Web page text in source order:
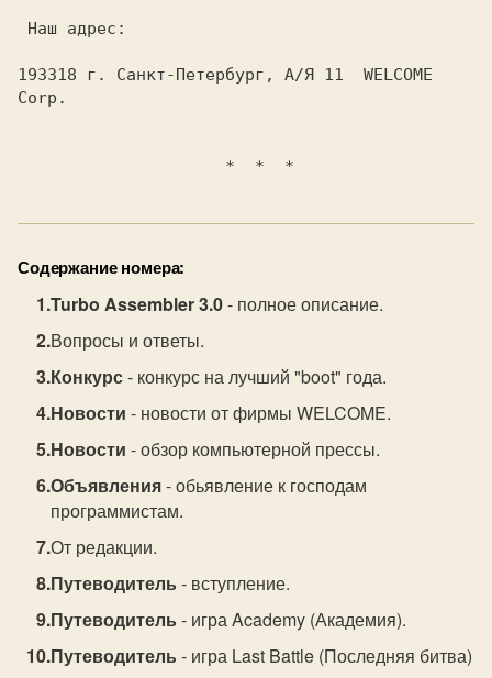
193318 г. Санкт-Петербург, А/Я 11  WELCOME
Corp.
Содержание номера:
Turbo Assembler 3.0- полное описание.
Вопросы и ответы.
Конкурс- конкурс на лучший "boot" года.
Новости - новости от фирмы WELCOME.
Новости - обзор компьютерной прессы.
Объявления- обьявление к господам
программистам.
От редакции.
Путеводитель - вступление.
Путеводитель - игра Academy (Академия).
Путеводитель - игра Last Battle (Последняя битва)